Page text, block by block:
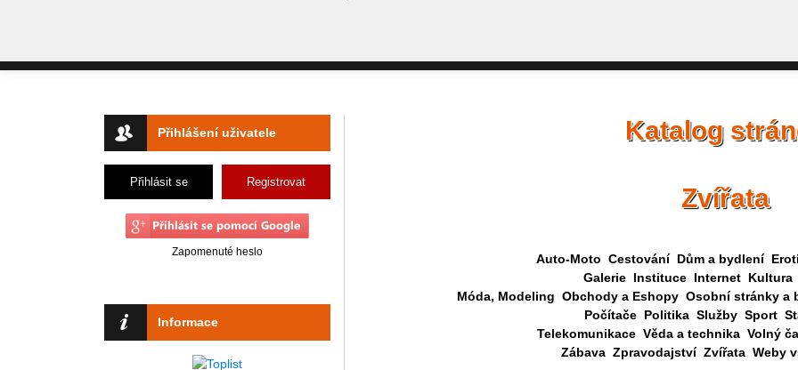
Přihlášení uživatele
Přihlásit se Registrovat
Zapomenuté heslo
Informace
Katalog
Zvířata
Auto-Moto Cestování Dům a bydlení
Galerie Instituce Internet Kultura
Móda, Modeling Obchody a Eshopy Osobní stránky a
Počítače Politika Služby Sport
Telekomunikace Věda a technika Volný
Zábava Zpravodajství Zvířata Weby